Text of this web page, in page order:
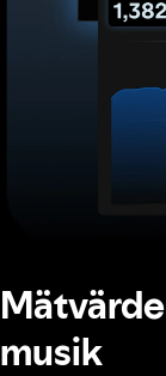
musik